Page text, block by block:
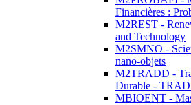
Financières :
M2REST -
and Technology
M2SMNO -
nano-objets
M2TRADD -
Durable -
MBIOENT -